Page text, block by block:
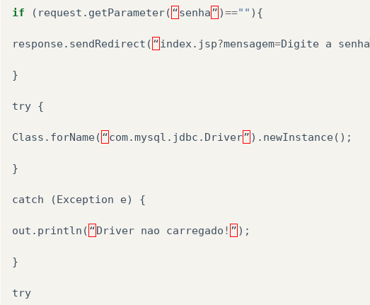
if ( request . getParameter( “senha” )=="" ){
response. sendRedirect ( “index . jsp?mensagem=Digite a senha
}
try {
Class . forName( “com.mysql . jdbc . Driver” ). newInstance();
}
catch (Exception e) {
out . println ( “Driver nao carregado ! ” );
}
try